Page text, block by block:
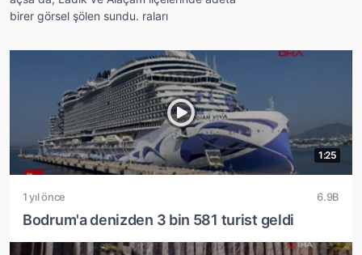
birer görsel şölen sundu. raları
1:25
1 yıl önce 6.9B
Bodrum'a denizden 3 bin 581 turist geldi